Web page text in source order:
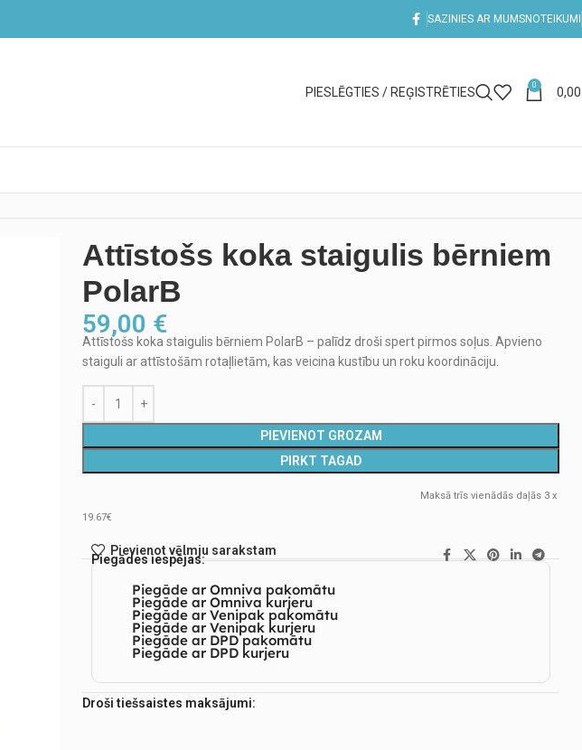
SAZINIES AR MUMSNOTEIKUMI
PIESLĒGTIES / REĢISTRĒTIES 0
Attīstošs koka staigulis bērniem
PolarB
59,00 €
Attīstošs koka staigulis bērniem PolarB – palīdz droši spert pirmos soļus. Apvieno
staiguli ar attīstošām rotaļlietām, kas veicina kustību un roku koordināciju.
PIEVIENOT GROZAM
PIRKT TAGAD
Maksā trīs vienādās daļās 3 x
19.67€
Pievienot vēlmju sarakstam
Piegādes iespējas:
Piegāde ar Omniva pakomātu
Piegāde ar Omniva kurjeru
Piegāde ar Venipak pakomātu
Piegāde ar Venipak kurjeru
Piegāde ar DPD pakomātu
Piegāde ar DPD kurjeru
Droši tiešsaistes maksājumi: